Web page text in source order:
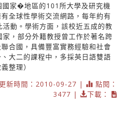
國家�地區的101所大學及研究機
全球性學術交流網路，每年約有
動。學術方面，該校近五成的教
，部分外籍教授曾工作於著名跨
合國，具備豐富實務經驗和社會
大二的課程中，多採英日語雙語
整理）
更新時間：2010-09-27 |
點閱：
3477 |
下載：